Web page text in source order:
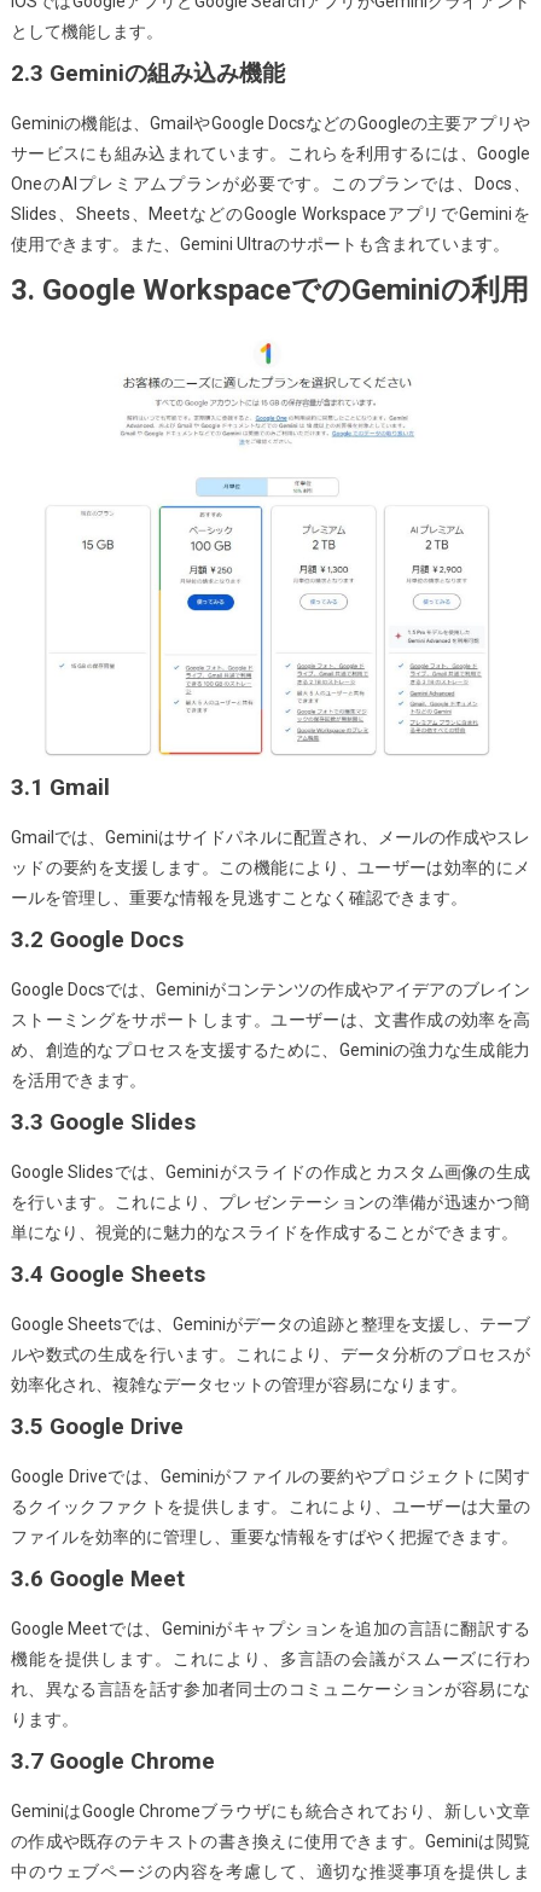
として機能します。
2.3 Geminiの組み込み機能
Geminiの機能は、GmailやGoogle DocsなどのGoogleの主要アプリや
サービスにも組み込まれています。これらを利用するには、Google
OneのAIプレミアムプランが必要です。このプランでは、Docs、
Slides、Sheets、MeetなどのGoogle WorkspaceアプリでGeminiを
使用できます。また、Gemini Ultraのサポートも含まれています。
3. Google WorkspaceでのGeminiの利用
3.1 Gmail
Gmailでは、Geminiはサイドパネルに配置され、メールの作成やスレ
ッドの要約を支援します。この機能により、ユーザーは効率的にメ
ールを管理し、重要な情報を見逃すことなく確認できます。
3.2 Google Docs
Google Docsでは、Geminiがコンテンツの作成やアイデアのブレイン
ストーミングをサポートします。ユーザーは、文書作成の効率を高
め、創造的なプロセスを支援するために、Geminiの強力な生成能力
を活用できます。
3.3 Google Slides
Google Slidesでは、Geminiがスライドの作成とカスタム画像の生成
を行います。これにより、プレゼンテーションの準備が迅速かつ簡
単になり、視覚的に魅力的なスライドを作成することができます。
3.4 Google Sheets
Google Sheetsでは、Geminiがデータの追跡と整理を支援し、テーブ
ルや数式の生成を行います。これにより、データ分析のプロセスが
効率化され、複雑なデータセットの管理が容易になります。
3.5 Google Drive
Google Driveでは、Geminiがファイルの要約やプロジェクトに関す
るクイックファクトを提供します。これにより、ユーザーは大量の
ファイルを効率的に管理し、重要な情報をすばやく把握できます。
3.6 Google Meet
Google Meetでは、Geminiがキャプションを追加の言語に翻訳する
機能を提供します。これにより、多言語の会議がスムーズに行わ
れ、異なる言語を話す参加者同士のコミュニケーションが容易にな
ります。
3.7 Google Chrome
GeminiはGoogle Chromeブラウザにも統合されており、新しい文章
の作成や既存のテキストの書き換えに使用できます。Geminiは閲覧
中のウェブページの内容を考慮して、適切な推奨事項を提供しま